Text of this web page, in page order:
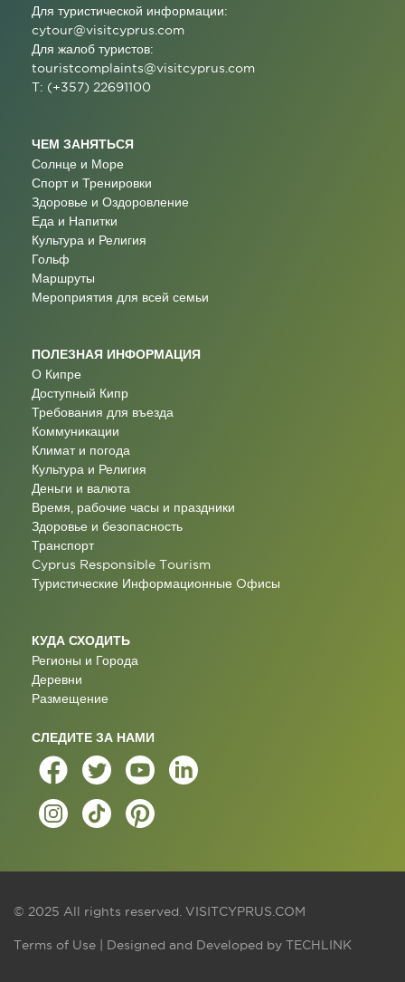
Для туристической информации:
cytour@visitcyprus.com
Для жалоб туристов:
touristcomplaints@visitcyprus.com
T: (+357) 22691100
ЧЕМ ЗАНЯТЬСЯ
Солнце и Море
Спорт и Тренировки
Здоровье и Оздоровление
Еда и Напитки
Культура и Религия
Гольф
Маршруты
Мероприятия для всей семьи
ПОЛЕЗНАЯ ИНФОРМАЦИЯ
О Кипре
Доступный Кипр
Требования для въезда
Коммуникации
Климат и погода
Культура и Религия
Деньги и валюта
Время, рабочие часы и праздники
Здоровье и безопасность
Транспорт
Cyprus Responsible Tourism
Туристические Информационные Oфисы
КУДА СХОДИТЬ
Регионы и Города
Деревни
Размещение
СЛЕДИТЕ ЗА НАМИ
© 2025 All rights reserved. VISITCYPRUS.COM
Terms of Use | Designed and Developed by TECHLINK